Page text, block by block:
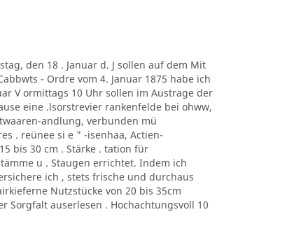
den 18 . Januar d. J sollen auf dem Mit
- Ordre vom 4. Januar 1875 habe ich
V ormittags 10 Uhr sollen im Austrage der
eine .lsorstrevier rankenfelde bei ohww,
andlung, verbunden mü
. reünee si e " -isenhaa, Actien-
bis 30 cm . Stärke . tation für
u . Staugen errichtet. Indem ich
ich , stets frische und durchaus
Nutzstücke von 20 bis 35cm
auserlesen . Hochachtungsvoll 10